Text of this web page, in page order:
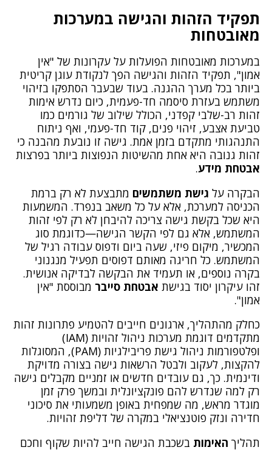
תפקיד הזהות והגישה במערכות
מאובטחות
במערכות מאובטחות הפועלות על עקרונות של "אין
אמון", תפקיד הזהות והגישה הפך לנקודת עוגן קריטית
ביותר בכל מערך ההגנה. בעוד שבעבר הסתפקו בזיהוי
משתמש בעזרת סיסמה חד-פעמית, כיום נדרש אימות
זהות רב-שלבי קפדני, הכולל שילוב של גורמים כמו
טביעת אצבע, זיהוי פנים, קוד חד-פעמי, ואף ניתוח
התנהגותי מתקדם בזמן אמת. גישה זו נובעת מהבנה כי
זהות גנובה היא אחת מהשיטות הנפוצות ביותר בפרצות
אבטחת מידע.
הבקרה על גישת משתמשים מתבצעת לא רק ברמת
הכניסה למערכת, אלא על כל משאב בנפרד. המשמעות
היא שכל בקשת גישה צריכה להיבחן לא רק לפי זהות
המשתמש, אלא גם לפי הקשר הגישה—כדוגמת סוג
המכשיר, מיקום פיזי, שעה ביום ודפוס עבודה רגיל של
המשתמש. כל חריגה מאותם דפוסים תפעיל מנגנוני
בקרה נוספים, או תעמיד את הבקשה לבדיקה אנושית.
זהו עיקרון יסוד בגישת אבטחת סייבר מבוססת "אין
אמון".
כחלק מהתהליך, ארגונים חייבים להטמיע פתרונות זהות
מתקדמים דוגמת מערכות ניהול זהויות (IAM)
ופלטפורמות ניהול גישת פריבילגיות (PAM), המסוגלות
להקצות, לעקוב ולבטל הרשאות גישה בצורה מדויקת
ודינמית. כך, גם עובדים חדשים או זמניים מקבלים גישה
רק למה שנדרש להם פונקציונלית ובמשך פרק זמן
מוגדר מראש, מה שמפחית באופן משמעותי את סיכוני
חדירה ונזק פוטנציאלי במקרה של דליפת זהויות.
תהליך האימות בשכבת הגישה חייב להיות שקוף וחכם